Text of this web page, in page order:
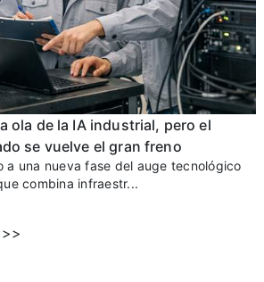
ola de la IA industrial, pero el
se vuelve el gran freno
a una nueva fase del auge tecnológico
combina infraestr...
>>